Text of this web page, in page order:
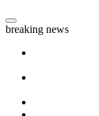
breaking news